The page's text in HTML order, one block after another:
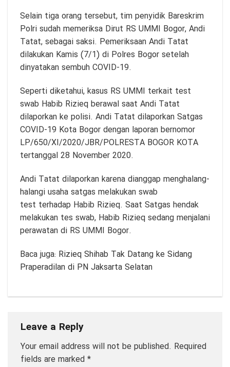
Selain tiga orang tersebut, tim penyidik Bareskrim
Polri sudah memeriksa Dirut RS UMMI Bogor, Andi
Tatat, sebagai saksi. Pemeriksaan Andi Tatat
dilakukan Kamis (7/1) di Polres Bogor setelah
dinyatakan sembuh COVID-19.
Seperti diketahui, kasus RS UMMI terkait test
swab Habib Rizieq berawal saat Andi Tatat
dilaporkan ke polisi. Andi Tatat dilaporkan Satgas
COVID-19 Kota Bogor dengan laporan bernomor
LP/650/XI/2020/JBR/POLRESTA BOGOR KOTA
tertanggal 28 November 2020.
Andi Tatat dilaporkan karena dianggap menghalang-
halangi usaha satgas melakukan swab
test terhadap Habib Rizieq. Saat Satgas hendak
melakukan tes swab, Habib Rizieq sedang menjalani
perawatan di RS UMMI Bogor.
Baca juga: Rizieq Shihab Tak Datang ke Sidang
Praperadilan di PN Jaksarta Selatan
Leave a Reply
Your email address will not be published. Required
fields are marked *